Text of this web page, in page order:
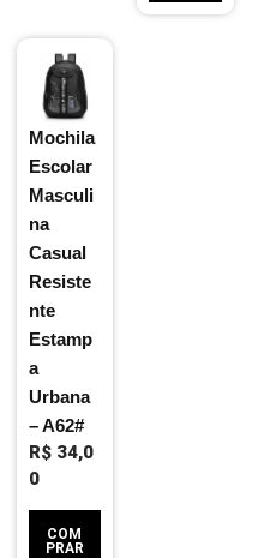
Mochila
Escolar
Masculi
na
Casual
Resiste
nte
Estamp
a
Urbana
– A62#
R$34,0
0
COM
PRAR